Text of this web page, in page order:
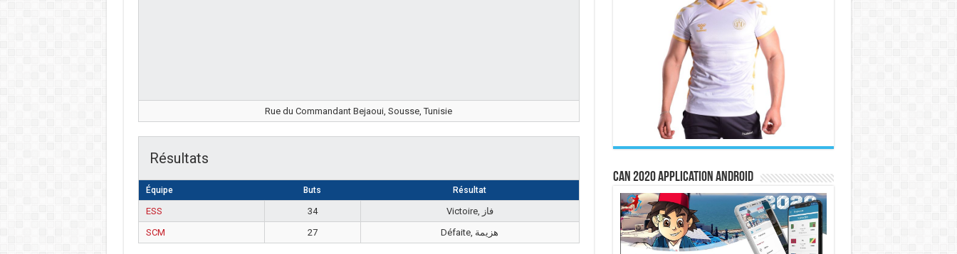
Rue du Commandant Bejaoui, Sousse, Tunisie
Résultats
Équipe Buts Résultat
ESS 34
Victoire, فاز
SCM
27 Défaite, هزيمة
CAN 2020 Application Android